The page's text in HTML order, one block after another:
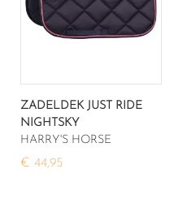
ZADELDEK JUST RIDE
NIGHTSKY
HARRY'S HORSE
€ 44,95